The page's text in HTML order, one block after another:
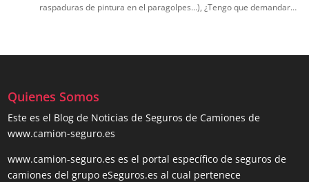
raspaduras de pintura en el paragolpes...), ¿Tengo que demandar…
Quienes Somos
Este es el Blog de Noticias de Seguros de Camiones de
www.camion-seguro.es
www.camion-seguro.es es el portal específico de seguros de
camiones del grupo eSeguros.es al cual pertenece